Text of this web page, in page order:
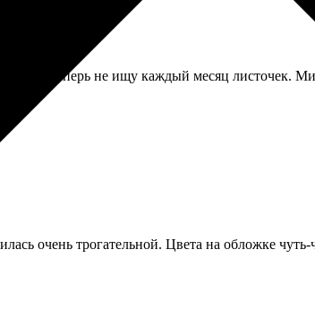
теперь не ищу каждый месяц листочек.
очень трогательной. Цвета на обложке